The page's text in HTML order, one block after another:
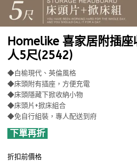
Homelike 喜家居附插
人5尺(2542)
◆白榆現代、英倫風格
◆床頭附有插座，方便充電
◆床頭隱藏下掀收納小物
◆床頭片+掀床組合
◆免自行組裝，專人配送到府
下單再折
折扣前價格